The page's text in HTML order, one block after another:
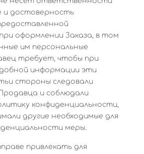
и достоверность
оформлении Заказа, в том
им персональные
требует, чтобы при
информации эти
стороны следовали
и соблюдали
конфиденциальности,
другие необходимые для
меры.
привлекать для